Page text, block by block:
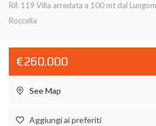
Rif. 119 Villa arredata a 100 mt dal
Roccella
€260.000
See Map
Aggiungi ai preferiti